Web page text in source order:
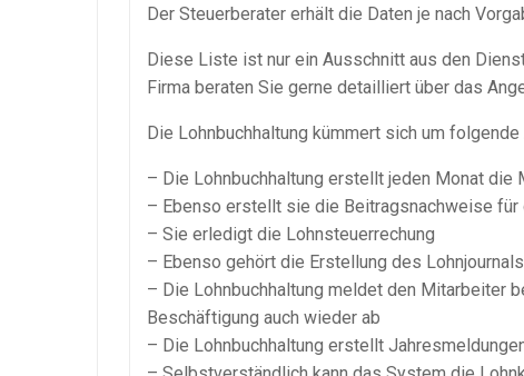
Der Steuerberater erhält die Daten je nach
Diese Liste ist nur ein Ausschnitt aus den
Firma beraten Sie gerne detailliert über das
Die Lohnbuchhaltung kümmert sich um folgende
– Die Lohnbuchhaltung erstellt jeden Monat die
– Ebenso erstellt sie die Beitragsnachweise für
– Sie erledigt die Lohnsteuerrechung
– Ebenso gehört die Erstellung des Lohnjournals
– Die Lohnbuchhaltung meldet den Mitarbeiter
Beschäftigung auch wieder ab
– Die Lohnbuchhaltung erstellt